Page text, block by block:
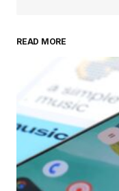
Your Name
Your E-mail
Enregistrer
site dans le
READ MORE